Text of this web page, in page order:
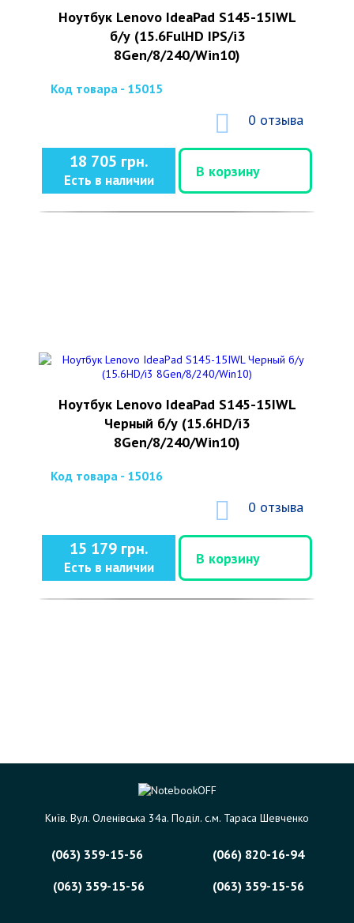
Ноутбук Lenovo IdeaPad S145-15IWL
б/у (15.6FulHD IPS/i3
8Gen/8/240/Win10)
Код товара - 15015
0 отзыва
18 705 грн.
Есть в наличии
В корзину
Ноутбук Lenovo IdeaPad S145-15IWL
Черный б/у (15.6HD/i3
8Gen/8/240/Win10)
Код товара - 15016
0 отзыва
15 179 грн.
Есть в наличии
В корзину
Київ. Вул. Оленівська 34а. Поділ. с.м. Тараса Шевченко
(063) 359-15-56
(066) 820-16-94
(063) 359-15-56
(063) 359-15-56